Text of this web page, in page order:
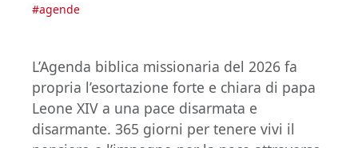
#agende
L’Agenda biblica missionaria del 2026 fa
propria l’esortazione forte e chiara di papa
Leone XIV a una pace disarmata e
disarmante. 365 giorni per tenere vivi il